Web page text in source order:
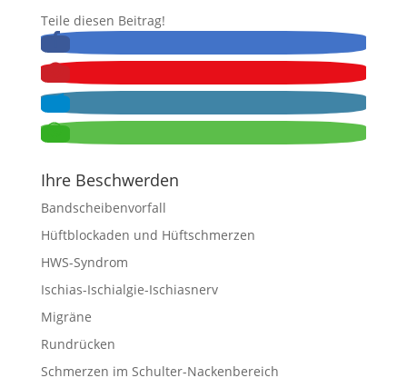
Teile diesen Beitrag!
Ihre Beschwerden
Bandscheibenvorfall
Hüftblockaden und Hüftschmerzen
HWS-Syndrom
Ischias-Ischialgie-Ischiasnerv
Migräne
Rundrücken
Schmerzen im Schulter-Nackenbereich